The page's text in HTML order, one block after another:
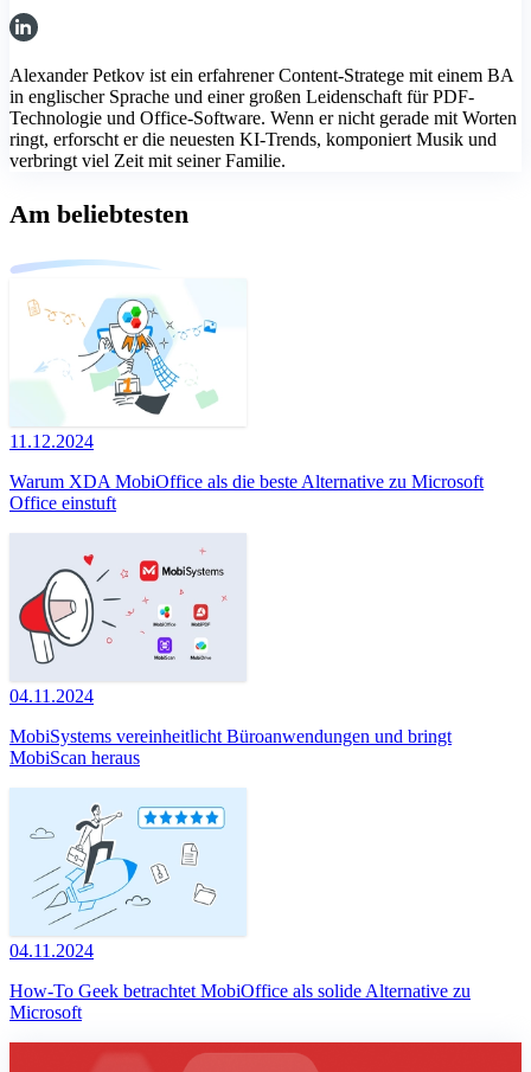
Alexander Petkov ist ein erfahrener Content-Stratege mit einem BA
in englischer Sprache und einer großen Leidenschaft für PDF-
Technologie und Office-Software. Wenn er nicht gerade mit Worten
ringt, erforscht er die neuesten KI-Trends, komponiert Musik und
verbringt viel Zeit mit seiner Familie.
Am beliebtesten
11.12.2024
Warum XDA MobiOffice als die beste Alternative zu Microsoft
Office einstuft
04.11.2024
MobiSystems vereinheitlicht Büroanwendungen und bringt
MobiScan heraus
04.11.2024
How-To Geek betrachtet MobiOffice als solide Alternative zu
Microsoft